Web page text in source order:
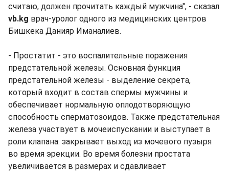
считаю, должен прочитать каждый мужчина", - сказал
vb.kg врач-уролог одного из медицинских центров
Бишкека Данияр Иманалиев.
- Простатит - это воспалительные поражения
предстательной железы. Основная функция
предстательной железы - выделение секрета,
который входит в состав спермы мужчины и
обеспечивает нормальную оплодотворяющую
способность сперматозоидов. Также предстательная
железа участвует в мочеиспускании и выступает в
роли клапана: закрывает выход из мочевого пузыря
во время эрекции. Во время болезни простата
увеличивается в размерах и сдавливает